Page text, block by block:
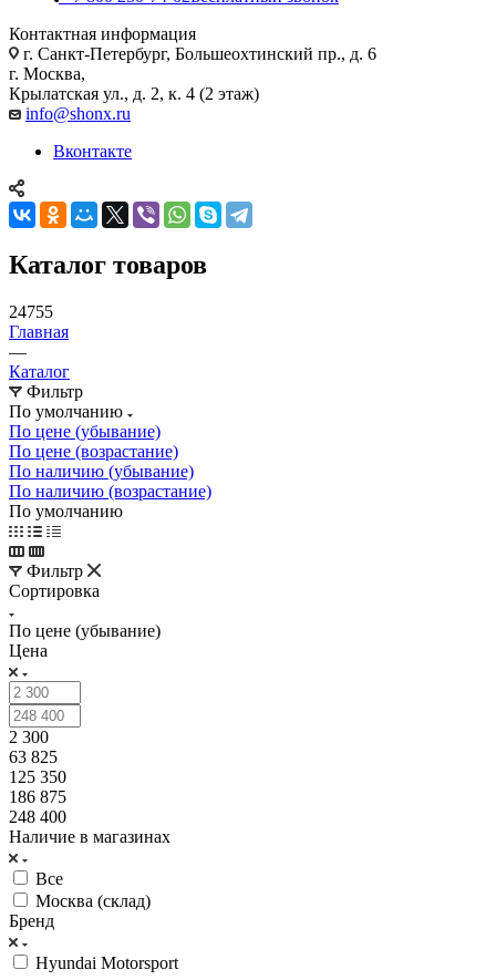
Контактная информация
г. Санкт-Петербург, Большеохтинский пр., д. 6
г. Москва,
Крылатская ул., д. 2, к. 4 (2 этаж)
info@shonx.ru
Вконтакте
Каталог товаров
24755
Главная
—
Каталог
Фильтр
По умолчанию
По цене (убывание)
По цене (возрастание)
По наличию (убывание)
По наличию (возрастание)
По умолчанию
Фильтр
Сортировка
По цене (убывание)
Цена
2 300
63 825
125 350
186 875
248 400
Наличие в магазинах
Все
Москва (склад)
Бренд
Hyundai Motorsport